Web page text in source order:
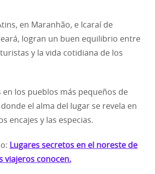
en Maranhão, e Icaraí de
logran un buen equilibrio entre
y la vida cotidiana de los
en los pueblos más pequeños de
el alma del lugar se revela en
encajes y las especias.
Lugares secretos en el noreste de
viajeros conocen.